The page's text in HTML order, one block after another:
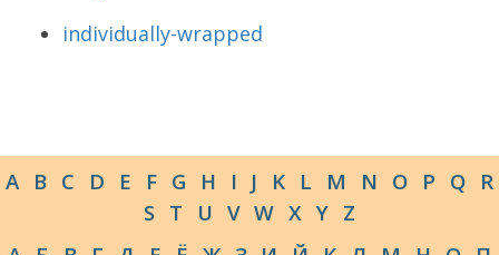
individually-wrapped
A B C D E F G H I J K L M N O P Q R
S T U V W X Y Z